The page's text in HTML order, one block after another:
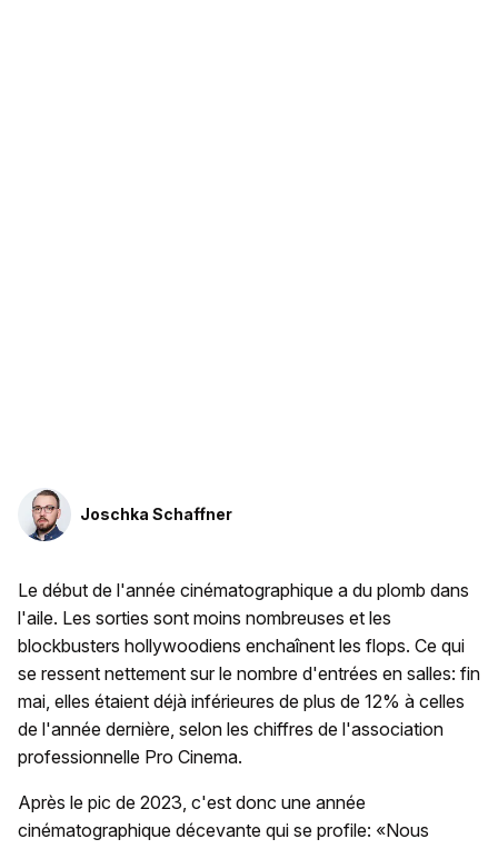
Joschka Schaffner
Le début de l'année cinématographique a du plomb dans
l'aile. Les sorties sont moins nombreuses et les
blockbusters hollywoodiens enchaînent les flops. Ce qui
se ressent nettement sur le nombre d'entrées en salles: fin
mai, elles étaient déjà inférieures de plus de 12% à celles
de l'année dernière, selon les chiffres de l'association
professionnelle Pro Cinema.
Après le pic de 2023, c'est donc une année
cinématographique décevante qui se profile: «Nous